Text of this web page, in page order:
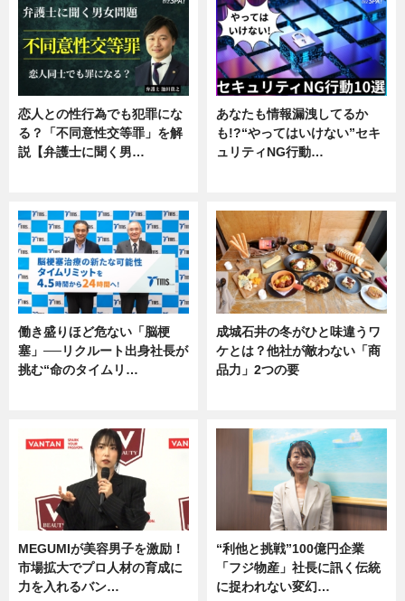
恋人との性行為でも犯罪にな
る？「不同意性交等罪」を解
説【弁護士に聞く男…
あなたも情報漏洩してるか
も!?“やってはいけない”セキ
ュリティNG行動…
働き盛りほど危ない「脳梗
塞」──リクルート出身社長が
挑む“命のタイムリ…
成城石井の冬がひと味違うワ
ケとは？他社が敵わない「商
品力」2つの要
MEGUMIが美容男子を激励！
市場拡大でプロ人材の育成に
力を入れるバン…
“利他と挑戦”100億円企業
「フジ物産」社長に訊く伝統
に捉われない変幻…